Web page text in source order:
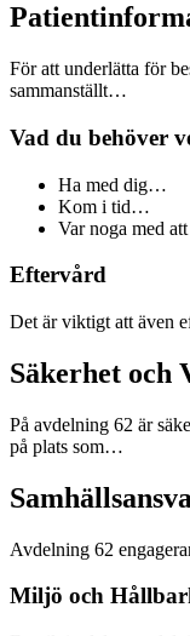
För att underlätta för
sammanställt…
Vad du behöver
Ha med dig…
Kom i tid…
Var noga med
Eftervård
Det är viktigt att även
Säkerhet och
På avdelning 62 är
på plats som…
Avdelning 62
Miljö och